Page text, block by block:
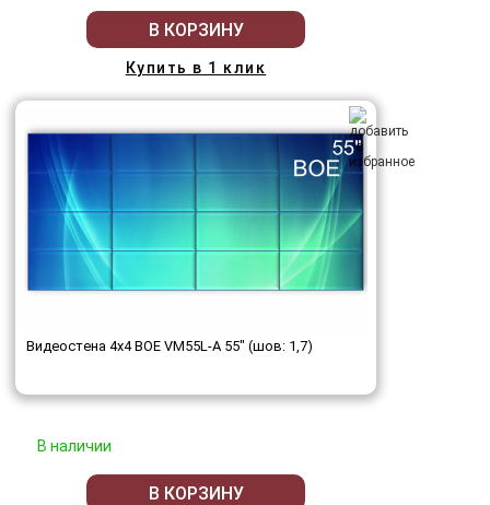
В КОРЗИНУ
Купить в 1 клик
Видеостена 4x4 BOE VM55L-A 55" (шов: 1,7)
В наличии
В КОРЗИНУ